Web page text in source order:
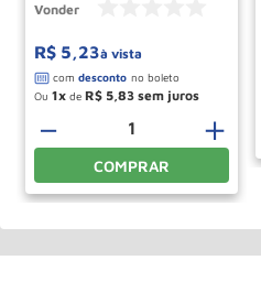
Vonder
R$ 5,23à vista
Ou 1 de R$ 5,83
＋
－
COMPRAR